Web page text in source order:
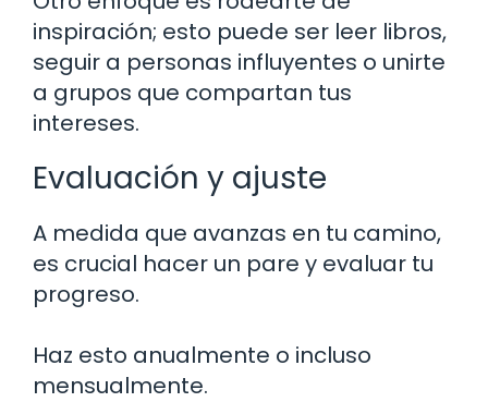
inspiración; esto puede ser leer libros,
seguir a personas influyentes o unirte
a grupos que compartan tus
intereses.
Evaluación y ajuste
A medida que avanzas en tu camino,
es crucial hacer un pare y evaluar tu
progreso.
Haz esto anualmente o incluso
mensualmente.